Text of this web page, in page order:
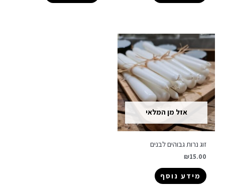
אזל מן המלאי
זוג נרות גבוהים לבנים
₪15.00
מידע נוסף